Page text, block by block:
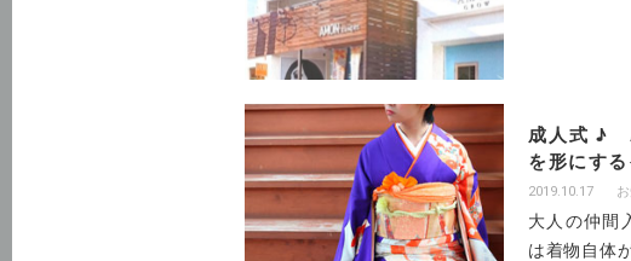
成人式 ♪
を形にする
2019.10.17
大人の仲間
は着物自体